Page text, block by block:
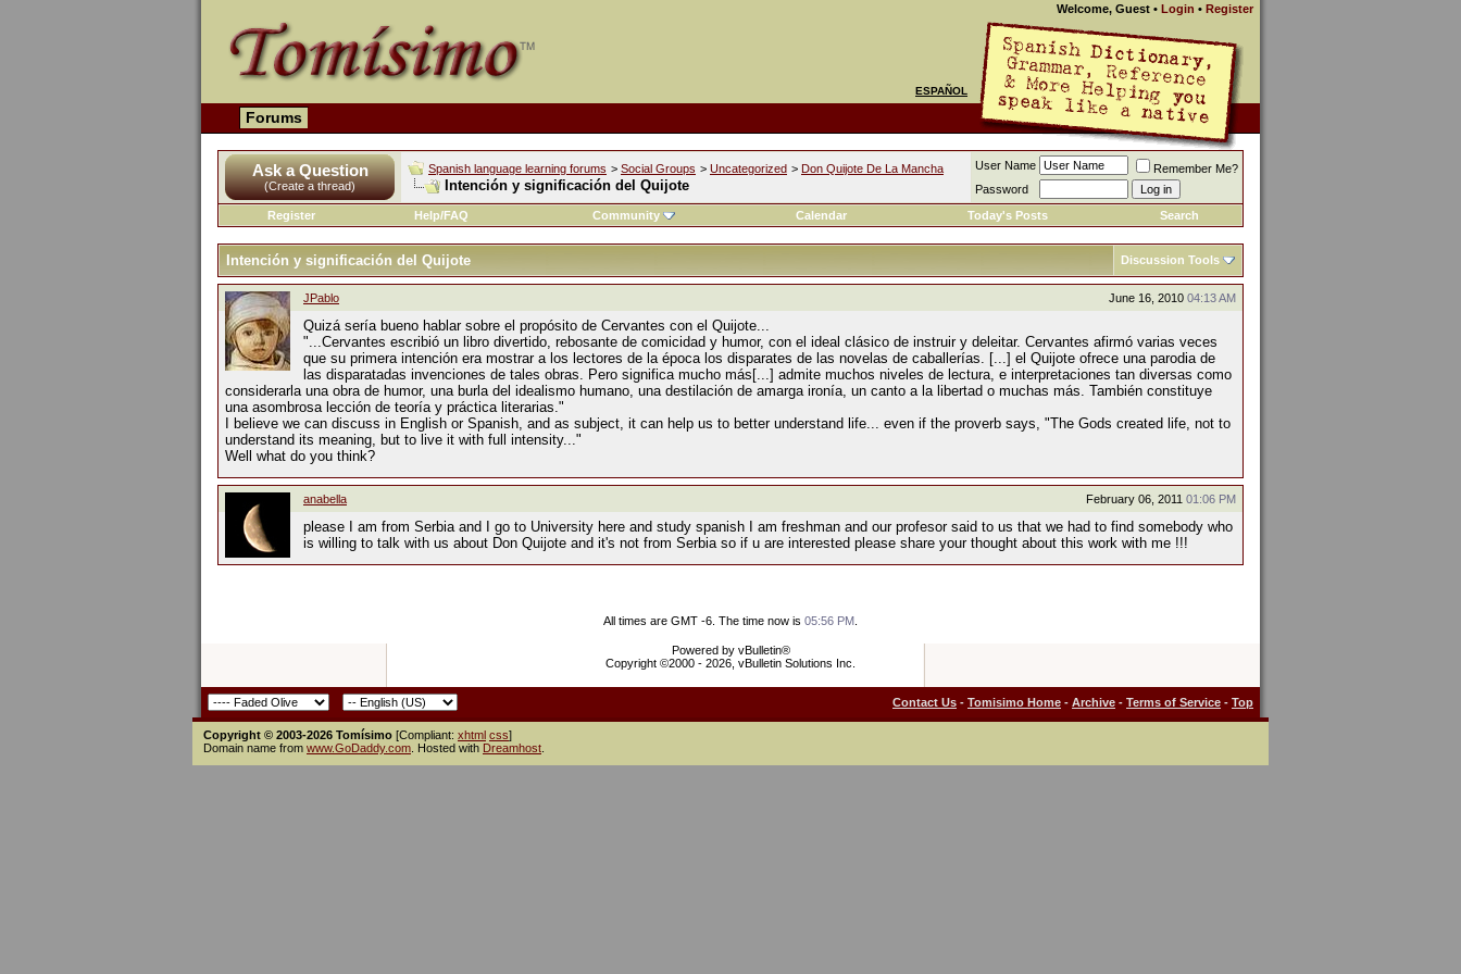
Welcome, Guest • Login • Register
ESPAÑOL
Forums
Ask a Question
(Create a thread)
Spanish language learning forums > Social Groups > Uncategorized > Don Quijote De La Mancha
Intención y significación del Quijote
User Name
Remember Me?
Password
Register
Help/FAQ Community Calendar Today's Posts Search
Intención y significación del Quijote Discussion Tools
June 16, 2010 04:13 AM
JPablo
Quizá sería bueno hablar sobre el propósito de Cervantes con el Quijote...
"...Cervantes escribió un libro divertido, rebosante de comicidad y humor, con el ideal clásico de instruir y deleitar. Cervantes afirmó varias veces
que su primera intención era mostrar a los lectores de la época los disparates de las novelas de caballerías. [...] el Quijote ofrece una parodia de
las disparatadas invenciones de tales obras. Pero significa mucho más[...] admite muchos niveles de lectura, e interpretaciones tan diversas como
considerarla una obra de humor, una burla del idealismo humano, una destilación de amarga ironía, un canto a la libertad o muchas más. También constituye
una asombrosa lección de teoría y práctica literarias."
I believe we can discuss in English or Spanish, and as subject, it can help us to better understand life... even if the proverb says, "The Gods created life, not to
understand its meaning, but to live it with full intensity..."
Well what do you think?
February 06, 2011 01:06 PM
anabella
please I am from Serbia and I go to University here and study spanish I am freshman and our profesor said to us that we had to find somebody who
is willing to talk with us about Don Quijote and it's not from Serbia so if u are interested please share your thought about this work with me !!!
All times are GMT -6. The time now is 05:56 PM
Powered by vBulletin®
Copyright ©2000 - 2026, vBulletin Solutions Inc.
Contact Us - Tomisimo Home - Archive - Terms of Service - Top
Copyright © 2003-2026 Tomísimo [Compliant: xhtml css]
Domain name from www.GoDaddy.com . Hosted with Dreamhost